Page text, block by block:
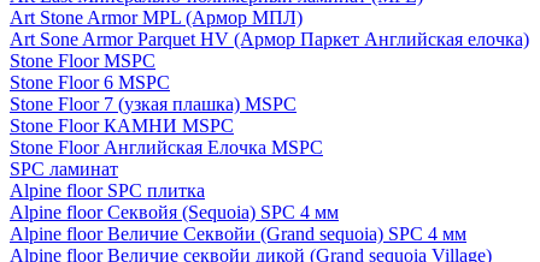
Art Stone Armor MPL (Армор МПЛ)
Art Sone Armor Parquet HV (Армор Паркет Английская елочка)
Stone Floor MSPC
Stone Floor 6 MSPC
Stone Floor 7 (узкая плашка) MSPC
Stone Floor КАМНИ MSPC
Stone Floor Английская Елочка MSPC
SPC ламинат
Alpine floor SPC плитка
Alpine floor Секвойя (Sequoia) SPC 4 мм
Alpine floor Величие Секвойи (Grand sequoia) SPC 4 мм
Alpine floor Величие секвойи дикой (Grand sequoia Village)